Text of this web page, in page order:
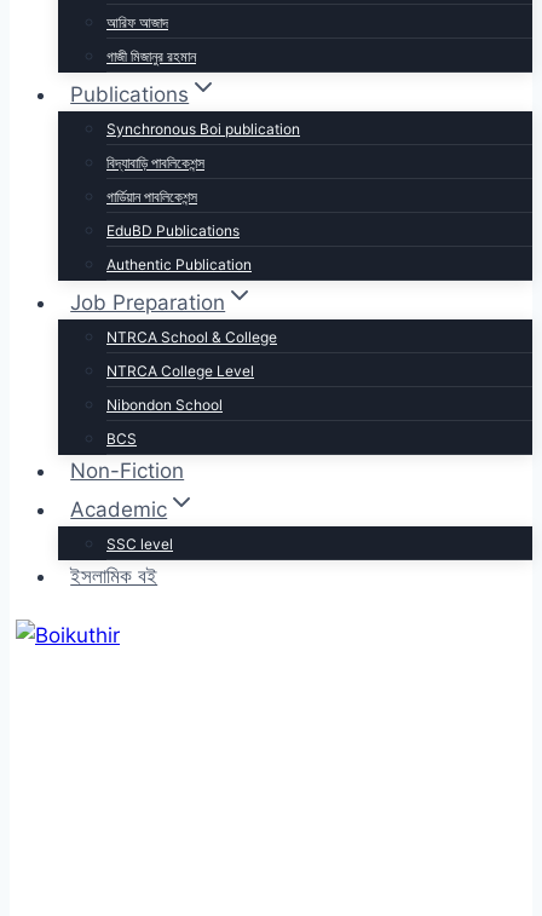
আরিফ আজাদ
গাজী মিজানুর রহমান
Publications
Synchronous Boi publication
বিদ্যাবাড়ি পাবলিকেশন্স
গার্ডিয়ান পাবলিকেশন্স
EduBD Publications
Authentic Publication
Job Preparation
NTRCA School & College
NTRCA College Level
Nibondon School
BCS
Non-Fiction
Academic
SSC level
ইসলামিক বই